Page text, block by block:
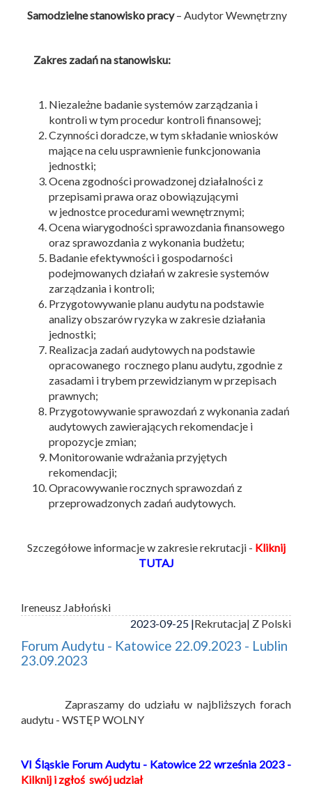
Samodzielne stanowisko pracy– Audytor Wewnętrzny
Zakres zadań na stanowisku:
Niezależne badanie systemów zarządzania i
kontroli w tym procedur kontroli finansowej;
Czynności doradcze, w tym składanie wniosków
mające na celu usprawnienie funkcjonowania
jednostki;
Ocena zgodności prowadzonej działalności z
przepisami prawa oraz obowiązującymi
w jednostce procedurami wewnętrznymi;
Ocena wiarygodności sprawozdania finansowego
oraz sprawozdania z wykonania budżetu;
Badanie efektywności i gospodarności
podejmowanych działań w zakresie systemów
zarządzania i kontroli;
Przygotowywanie planu audytu na podstawie
analizy obszarów ryzyka w zakresie działania
jednostki;
Realizacja zadań audytowych na podstawie
opracowanego rocznego planu audytu, zgodnie z
zasadami i trybem przewidzianym w przepisach
prawnych;
Przygotowywanie sprawozdań z wykonania zadań
audytowych zawierających rekomendacje i
propozycje zmian;
Monitorowanie wdrażania przyjętych
rekomendacji;
Opracowywanie rocznych sprawozdań z
przeprowadzonych zadań audytowych.
Szczegółowe informacje w zakresie rekrutacji - Kliknij
TUTAJ
Ireneusz Jabłoński
2023-09-25 |Rekrutacja| Z Polski
Forum Audytu - Katowice 22.09.2023 - Lublin
23.09.2023
Zapraszamy do udziału w najbliższych forach
audytu - WSTĘP WOLNY
VI Śląskie Forum Audytu - Katowice 22 września 2023 -
Kilknij i zgłoś swój udział